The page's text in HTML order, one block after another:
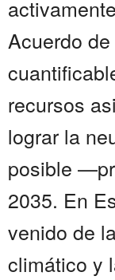
Acuerdo
recursos
lograr la
posible
2035. En
venido de
climático y